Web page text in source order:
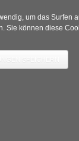
um das
Sie können diese
SPEICHERN